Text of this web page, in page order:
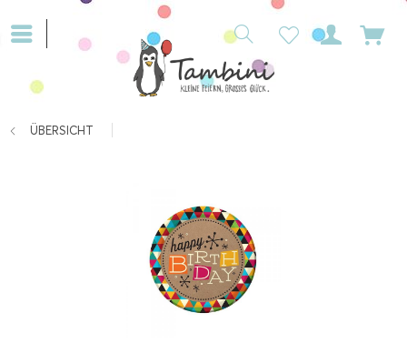
ÜBERSICHT